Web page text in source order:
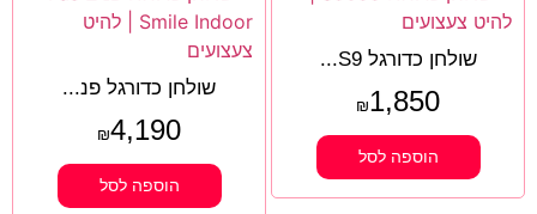
שולחן כדורגל S9...
₪1,850
הוספה לסל
שולחן כדורגל פנ...
₪4,190
הוספה לסל